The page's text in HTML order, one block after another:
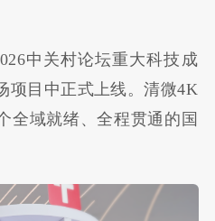
中关村论坛重大科技成
项目中正式上线。清微4K
全域就绪、全程贯通的国